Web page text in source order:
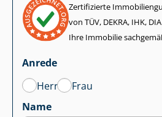
Zertifizierte
von TÜV, DEKRA, IHK,
Ihre Immobilie
Anrede
Herr
Frau
Name